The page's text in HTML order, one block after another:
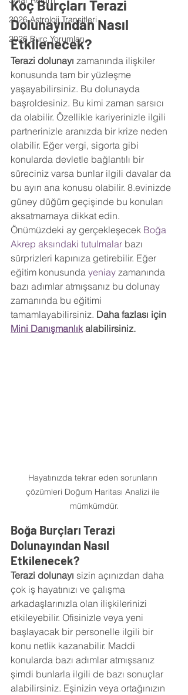
2026 Astroloji Transitleri
2026 Burç Yorumları
Koç Burçları Terazi
Dolunayından Nasıl
Etkilenecek?
Terazi dolunayı zamanında ilişkiler
konusunda tam bir yüzleşme
yaşayabilirsiniz. Bu dolunayda
başroldesiniz. Bu kimi zaman sarsıcı
da olabilir. Özellikle kariyerinizle ilgili
partnerinizle aranızda bir krize neden
olabilir. Eğer vergi, sigorta gibi
konularda devletle bağlantılı bir
süreciniz varsa bunlar ilgili davalar da
bu ayın ana konusu olabilir. 8.evinizde
güney düğüm geçişinde bu konuları
aksatmamaya dikkat edin.
Önümüzdeki ay gerçekleşecek Boğa
Akrep aksındaki tutulmalar bazı
sürprizleri kapınıza getirebilir. Eğer
eğitim konusunda yeniay zamanında
bazı adımlar atmışsanız bu dolunay
zamanında bu eğitimi
tamamlayabilirsiniz. Daha fazlası için
Mini Danışmanlık alabilirsiniz.
Hayatınızda tekrar eden sorunların
çözümleri Doğum Haritası Analizi ile
mümkümdür.
Boğa Burçları Terazi
Dolunayından Nasıl
Etkilenecek?
Terazi dolunayı sizin açınızdan daha
çok iş hayatınızı ve çalışma
arkadaşlarınızla olan ilişkilerinizi
etkileyebilir. Ofisinizle veya yeni
başlayacak bir personelle ilgili bir
konu netlik kazanabilir. Maddi
konularda bazı adımlar atmışsanız
şimdi bunlarla ilgili de bazı sonuçlar
alabilirsiniz. Eşinizin veya ortağınızın